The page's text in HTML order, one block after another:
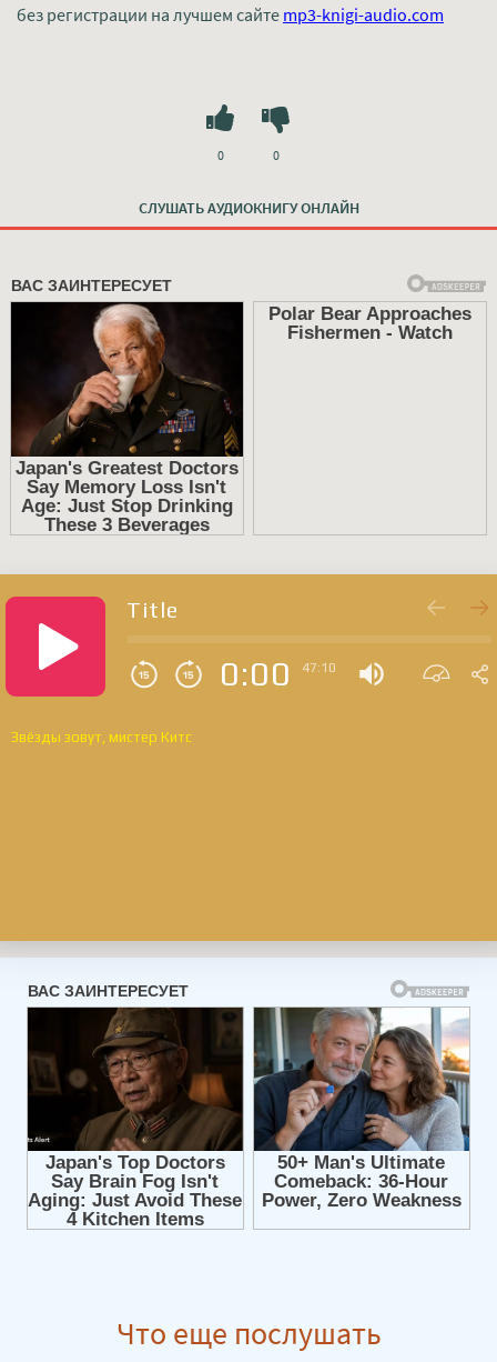
без регистрации на лучшем сайте mp3-knigi-audio.com
СЛУШАТЬ АУДИОКНИГУ ОНЛАЙН
0 0
Title
0:00 47:10
Звёзды зовут, мистер Китс
Что еще послушать